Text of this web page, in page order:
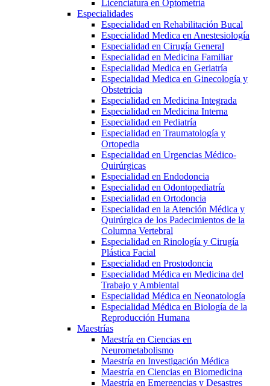
Licenciatura en Optometría
Especialidades
Especialidad en Rehabilitación Bucal
Especialidad Medica en Anestesiología
Especialidad en Cirugía General
Especialidad en Medicina Familiar
Especialidad Medica en Geriatría
Especialidad Medica en Ginecología y
Obstetricia
Especialidad en Medicina Integrada
Especialidad en Medicina Interna
Especialidad en Pediatría
Especialidad en Traumatología y
Ortopedia
Especialidad en Urgencias Médico-
Quirúrgicas
Especialidad en Endodoncia
Especialidad en Odontopediatría
Especialidad en Ortodoncia
Especialidad en la Atención Médica y
Quirúrgica de los Padecimientos de la
Columna Vertebral
Especialidad en Rinología y Cirugía
Plástica Facial
Especialidad en Prostodoncia
Especialidad Médica en Medicina del
Trabajo y Ambiental
Especialidad Médica en Neonatología
Especialidad Médica en Biología de la
Reproducción Humana
Maestrías
Maestría en Ciencias en
Neurometabolismo
Maestría en Investigación Médica
Maestría en Ciencias en Biomedicina
Maestría en Emergencias y Desastres